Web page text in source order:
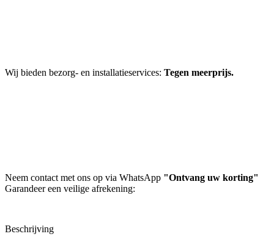
Wij bieden bezorg- en installatieservices: Tegen meerprijs.
Neem contact met ons op via WhatsApp "Ontvang uw korting"
Garandeer een veilige afrekening:
Beschrijving